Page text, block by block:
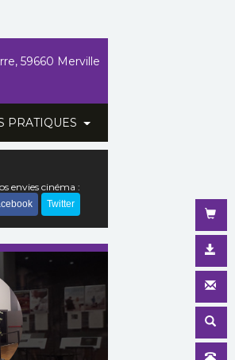
PRATIQUES
59660 Merville
envies cinéma :
Twitter